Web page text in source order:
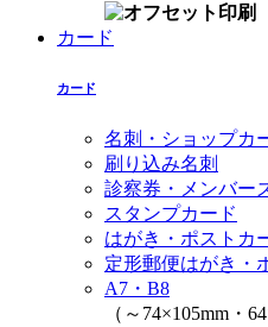
カード
カード
名刺・ショップカ
刷り込み名刺
診察券・メンバー
スタンプカード
はがき・ポストカ
定形郵便はがき・
A7・B8
（～74×105mm・